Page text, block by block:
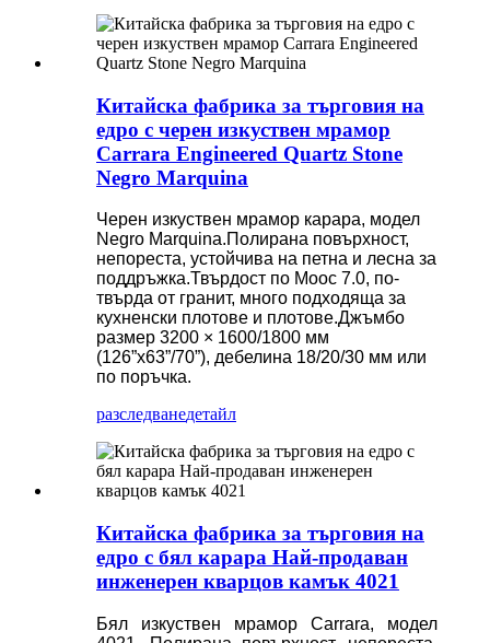
Китайска фабрика за търговия на
едро с черен изкуствен мрамор
Carrara Engineered Quartz Stone
Negro Marquina
Черен изкуствен мрамор карара, модел
Negro Marquina.Полирана повърхност,
непореста, устойчива на петна и лесна за
поддръжка.Твърдост по Моос 7.0, по-
твърда от гранит, много подходяща за
кухненски плотове и плотове.Джъмбо
размер 3200 × 1600/1800 мм
(126”x63”/70”), дебелина 18/20/30 мм или
по поръчка.
разследванедетайл
Китайска фабрика за търговия на
едро с бял карара Най-продаван
инженерен кварцов камък 4021
Бял изкуствен мрамор Carrara, модел